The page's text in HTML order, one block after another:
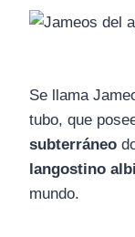
Se llama
tubo, que
subterráneo
langostino
mundo.